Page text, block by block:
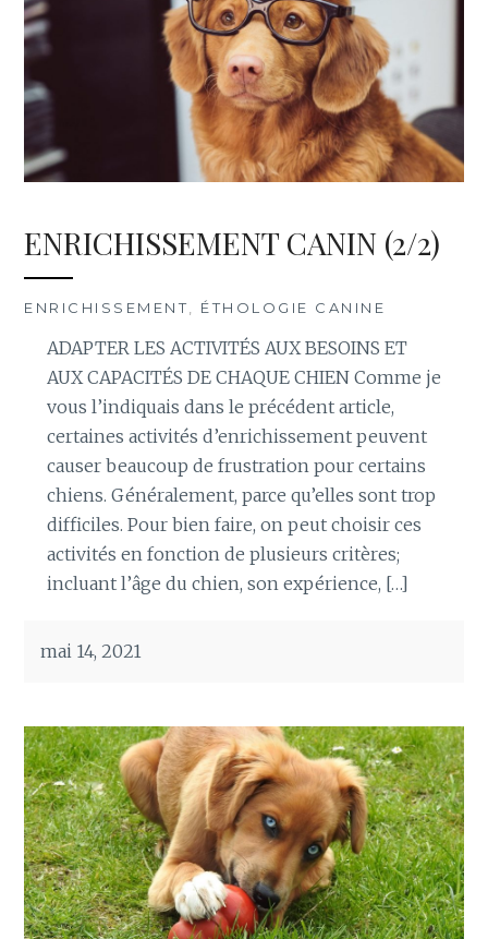
ENRICHISSEMENT CANIN (2/2)
ENRICHISSEMENT ÉTHOLOGIE CANINE
ADAPTER LES ACTIVITÉS AUX BESOINS ET
AUX CAPACITÉS DE CHAQUE CHIEN Comme je
vous l’indiquais dans le précédent article,
certaines activités d’enrichissement peuvent
causer beaucoup de frustration pour certains
chiens. Généralement, parce qu’elles sont trop
difficiles. Pour bien faire, on peut choisir ces
activités en fonction de plusieurs critères;
incluant l’âge du chien, son expérience, […]
mai 14, 2021